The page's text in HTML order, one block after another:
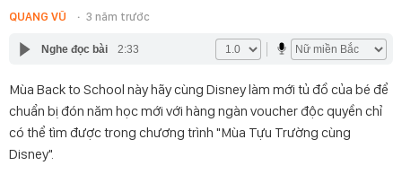
QUANG VŨ 3 năm trước
Nghe đọc bài 2:33
Mùa Back to School này hãy cùng Disney làm mới tủ đồ của bé để
chuẩn bị đón năm học mới với hàng ngàn voucher độc quyền chỉ
có thể tìm được trong chương trình "Mùa Tựu Trường cùng
Disney".